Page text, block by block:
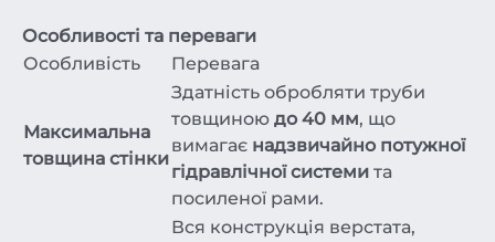
Особливості та переваги
Особливість
Перевага
Максимальна
товщина стінки
Здатність обробляти труби
товщиною до 40 мм, що
вимагає надзвичайно потужної
гідравлічної системи та
посиленої рами.
Вся конструкція верстата,